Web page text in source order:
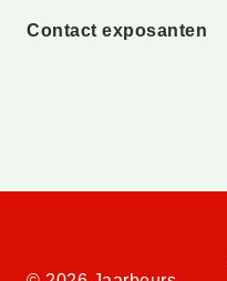
Contact exposanten